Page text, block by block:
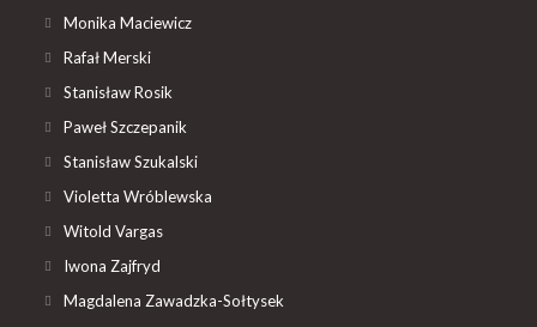
Monika Maciewicz
Rafał Merski
Stanisław Rosik
Paweł Szczepanik
Stanisław Szukalski
Violetta Wróblewska
Witold Vargas
Iwona Zajfryd
Magdalena Zawadzka-Sołtysek